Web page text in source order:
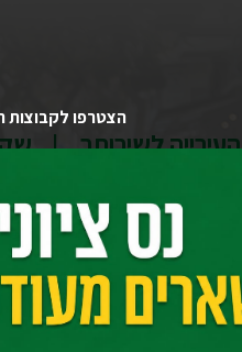
הצטרפו לקבוצות
העירייה לשירותך